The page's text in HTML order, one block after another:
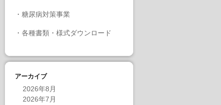
・ 糖尿病対策事業
・ 各種書類・様式ダウンロード
アーカイブ
2026年8月
2026年7月